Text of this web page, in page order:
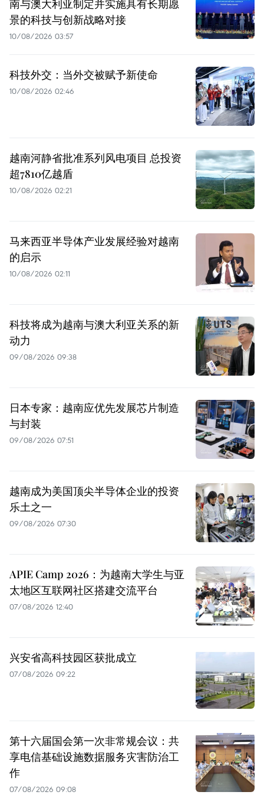
南与澳大利亚制定并实施具有长期愿
景的科技与创新战略对接
10/08/2026 03:57
科技外交：当外交被赋予新使命
10/08/2026 02:46
越南河静省批准系列风电项目 总投资
超7810亿越盾
10/08/2026 02:21
马来西亚半导体产业发展经验对越南
的启示
10/08/2026 02:11
科技将成为越南与澳大利亚关系的新
动力
09/08/2026 09:38
日本专家：越南应优先发展芯片制造
与封装
09/08/2026 07:51
越南成为美国顶尖半导体企业的投资
乐土之一
09/08/2026 07:30
APIE Camp 2026：为越南大学生与亚
太地区互联网社区搭建交流平台
07/08/2026 12:40
兴安省高科技园区获批成立
07/08/2026 09:22
第十六届国会第一次非常规会议：共
享电信基础设施数据服务灾害防治工
作
07/08/2026 09:08